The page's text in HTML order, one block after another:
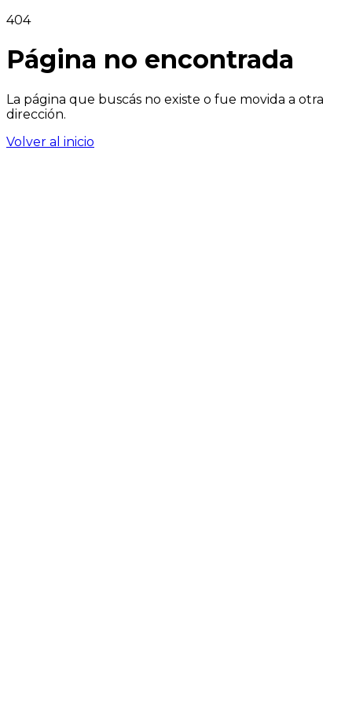
404
Página no encontrada
La página que buscás no existe o fue movida a otra
dirección.
Volver al inicio